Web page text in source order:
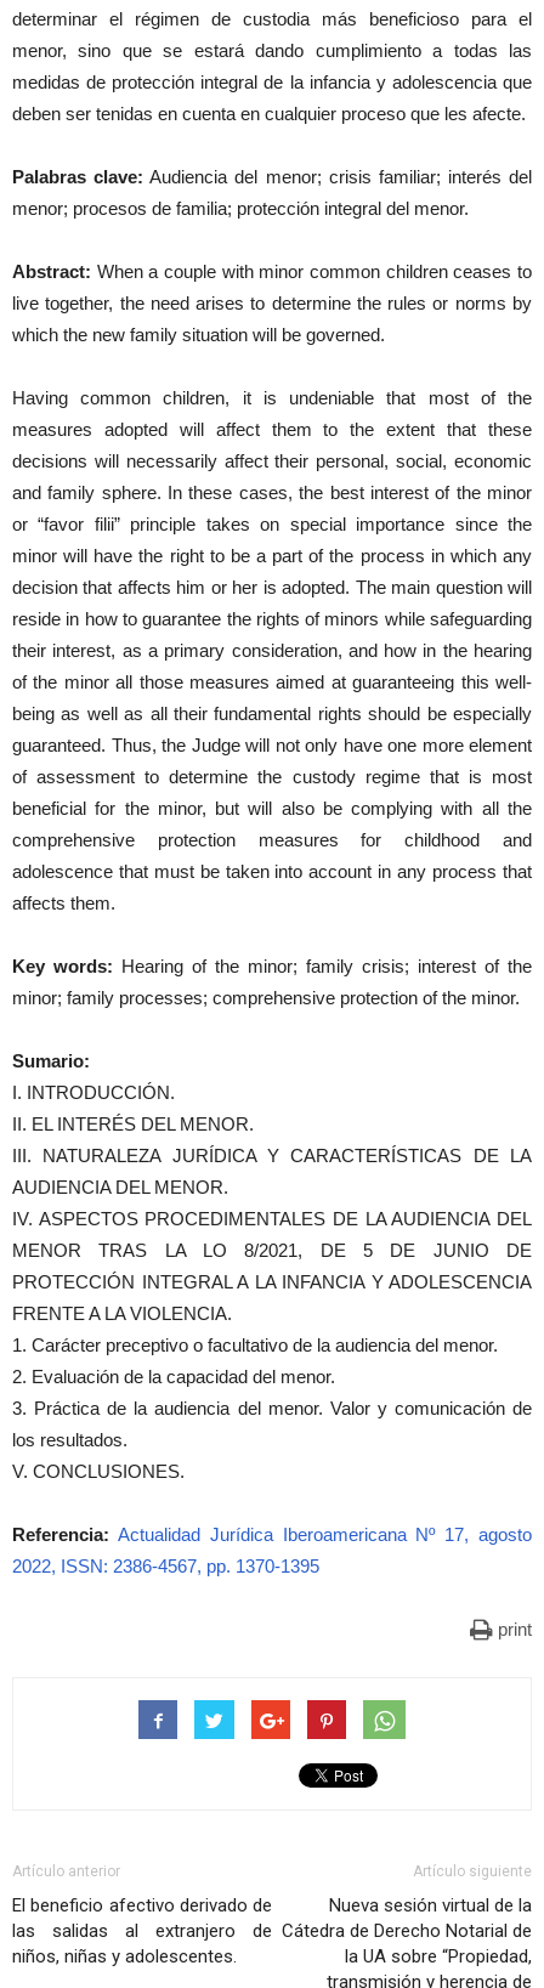
determinar el régimen de custodia más beneficioso para el
menor, sino que se estará dando cumplimiento a todas las
medidas de protección integral de la infancia y adolescencia que
deben ser tenidas en cuenta en cualquier proceso que les afecte.
Palabras clave: Audiencia del menor; crisis familiar; interés del
menor; procesos de familia; protección integral del menor.
Abstract: When a couple with minor common children ceases to
live together, the need arises to determine the rules or norms by
which the new family situation will be governed.
Having common children, it is undeniable that most of the
measures adopted will affect them to the extent that these
decisions will necessarily affect their personal, social, economic
and family sphere. In these cases, the best interest of the minor
or “favor filii” principle takes on special importance since the
minor will have the right to be a part of the process in which any
decision that affects him or her is adopted. The main question will
reside in how to guarantee the rights of minors while safeguarding
their interest, as a primary consideration, and how in the hearing
of the minor all those measures aimed at guaranteeing this well-
being as well as all their fundamental rights should be especially
guaranteed. Thus, the Judge will not only have one more element
of assessment to determine the custody regime that is most
beneficial for the minor, but will also be complying with all the
comprehensive protection measures for childhood and
adolescence that must be taken into account in any process that
affects them.
Key words: Hearing of the minor; family crisis; interest of the
minor; family processes; comprehensive protection of the minor.
Sumario:
I. INTRODUCCIÓN.
II. EL INTERÉS DEL MENOR.
III. NATURALEZA JURÍDICA Y CARACTERÍSTICAS DE LA
AUDIENCIA DEL MENOR.
IV. ASPECTOS PROCEDIMENTALES DE LA AUDIENCIA DEL
MENOR TRAS LA LO 8/2021, DE 5 DE JUNIO DE
PROTECCIÓN INTEGRAL A LA INFANCIA Y ADOLESCENCIA
FRENTE A LA VIOLENCIA.
1. Carácter preceptivo o facultativo de la audiencia del menor.
2. Evaluación de la capacidad del menor.
3. Práctica de la audiencia del menor. Valor y comunicación de
los resultados.
V. CONCLUSIONES.
Referencia: Actualidad Jurídica Iberoamericana Nº 17, agosto
2022, ISSN: 2386-4567, pp. 1370-1395
print
Artículo anterior
El beneficio afectivo derivado de
las salidas al extranjero de
niños, niñas y adolescentes.
Artículo siguiente
Nueva sesión virtual de la
Cátedra de Derecho Notarial de
la UA sobre “Propiedad,
transmisión y herencia de